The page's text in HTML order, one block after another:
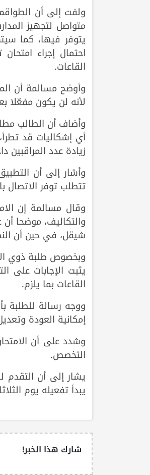
ولفت إلى أن
متواصل لتجهيز
يتوفر فيها، كما
احتمال إجراء
القاعات.
وأوضح مسالمة أن
لأنه لن يكون مفعّلا
وأضاف أن الطالب
أي إشكاليات قد
زيادة عدد المراقبين
وأشار إلى أن
تتطلب توفر الاتصال
وقال مسالمة إن
شيقل، في حين أن
وبخصوص طلبة ذوي
يثبت الإجابات على
القاعات بما يلزم.
إمكانية العودة
وشدد على أن
التخصص.
يشار إلى أن التقدم
يبدأ تفعيله يوم
شارك هذا الخبر!